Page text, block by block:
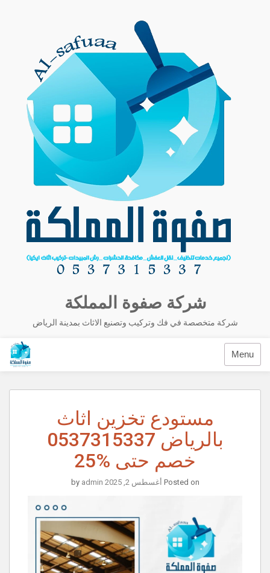
شركة صفوة المملكة
شركة متخصصة في فك وتركيب وتصنيع الاثاث بمدينة الرياض
Menu
مستودع تخزين اثاث
بالرياض 0537315337
خصم حتى %25
Posted on أغسطس 2, 2025 admin